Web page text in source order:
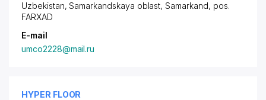
Uzbekistan, Samarkandskaya oblast, Samarkand, pos.
FARXAD
E-mail
umco2228@mail.ru
HYPER FLOOR